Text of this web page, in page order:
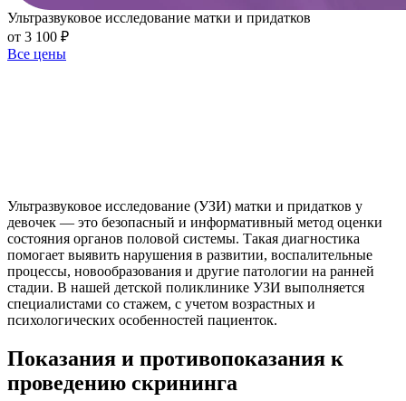
Ультразвуковое исследование матки и придатков
от 3 100 ₽
Все цены
Ультразвуковое исследование (УЗИ) матки и придатков у
девочек — это безопасный и информативный метод оценки
состояния органов половой системы. Такая диагностика
помогает выявить нарушения в развитии, воспалительные
процессы, новообразования и другие патологии на ранней
стадии. В нашей детской поликлинике УЗИ выполняется
специалистами со стажем, с учетом возрастных и
психологических особенностей пациенток.
Показания и противопоказания к
проведению скрининга